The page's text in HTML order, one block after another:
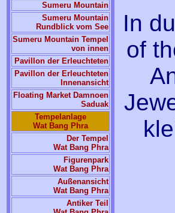
Sumeru Mountain
Sumeru Mountain
Rundblick vom See
Sumeru Mountain Tempel
von innen
Pavillon der Erleuchteten
Pavillon der Erleuchteten
Innenansicht
Floating Market Damnoen
Saduak
Tempelanlage
Wat Bang Phra
Der Tempel
Wat Bang Phra
Figurenpark
Wat Bang Phra
Außenansicht
Wat Bang Phra
Antiker Teil
In
of